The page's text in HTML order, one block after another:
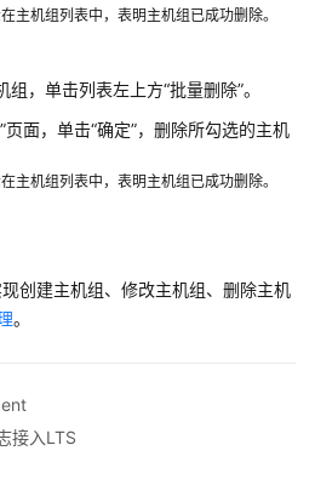
主机组列表中，表明主机组已成功删除。
，单击列表左上方“批量删除”。
页面，单击“确定”，删除所勾选的主机
主机组列表中，表明主机组已成功删除。
创建主机组、修改主机组、删除主机
。
接入LTS